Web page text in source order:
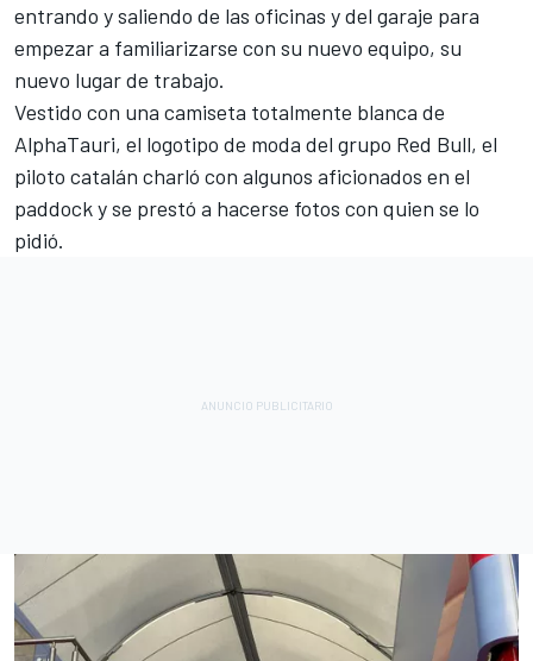
entrando y saliendo de las oficinas y del garaje para
empezar a familiarizarse con su nuevo equipo, su
nuevo lugar de trabajo.
Vestido con una camiseta totalmente blanca de
AlphaTauri, el logotipo de moda del grupo Red Bull, el
piloto catalán charló con algunos aficionados en el
paddock y se prestó a hacerse fotos con quien se lo
pidió.